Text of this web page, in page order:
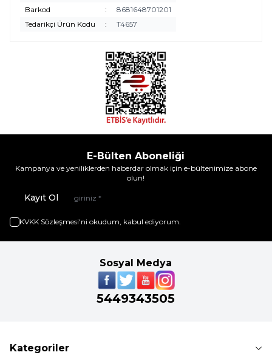
Barkod
:
8681648701201
Tedarikçi Ürün Kodu
: T4657
E-Bülten Aboneliği
Kampanya ve yeniliklerden haberdar olmak için e-bültenimize abone
olun!
Kayıt Ol
KVKK Sözleşmesi'ni okudum, kabul ediyorum.
Sosyal Medya
5449343505
Kategoriler